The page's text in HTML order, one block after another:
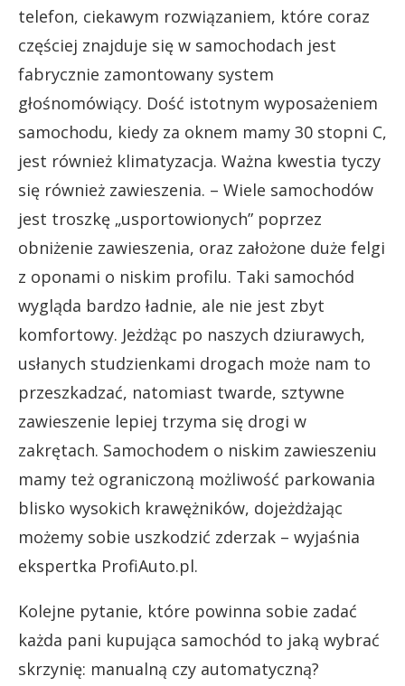
telefon, ciekawym rozwiązaniem, które coraz
częściej znajduje się w samochodach jest
fabrycznie zamontowany system
głośnomówiący. Dość istotnym wyposażeniem
samochodu, kiedy za oknem mamy 30 stopni C,
jest również klimatyzacja. Ważna kwestia tyczy
się również zawieszenia. – Wiele samochodów
jest troszkę „usportowionych” poprzez
obniżenie zawieszenia, oraz założone duże felgi
z oponami o niskim profilu. Taki samochód
wygląda bardzo ładnie, ale nie jest zbyt
komfortowy. Jeżdżąc po naszych dziurawych,
usłanych studzienkami drogach może nam to
przeszkadzać, natomiast twarde, sztywne
zawieszenie lepiej trzyma się drogi w
zakrętach. Samochodem o niskim zawieszeniu
mamy też ograniczoną możliwość parkowania
blisko wysokich krawężników, dojeżdżając
możemy sobie uszkodzić zderzak – wyjaśnia
ekspertka ProfiAuto.pl.
Kolejne pytanie, które powinna sobie zadać
każda pani kupująca samochód to jaką wybrać
skrzynię: manualną czy automatyczną?